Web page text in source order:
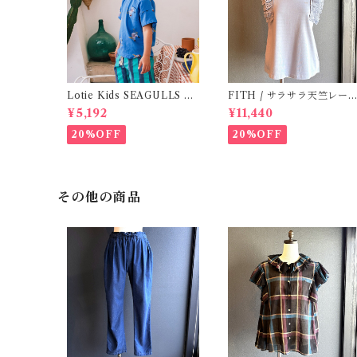
Lotie Kids SEAGULLS Te
e (12m- 8Y)
¥5,192
20%OFF
FITH / サラサラ天竺レース
Tシャツ (BL) / 145・155
¥11,440
20%OFF
その他の商品